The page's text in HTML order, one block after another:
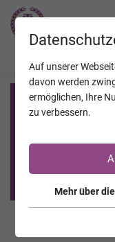
Sie sind noch
>> zur
Auf unserer
davon werden
ermöglichen, Ihre
zu verbessern.
Mehr über
JAHRESTAGE